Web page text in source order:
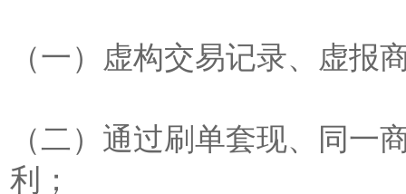
（一）虚构交易记录、虚报
（二）通过刷单套现、同一
利；